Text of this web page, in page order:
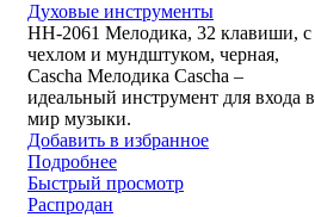
Духовые инструменты
HH-2061 Мелодика, 32 клавиши, с
чехлом и мундштуком, черная,
Cascha Мелодика Cascha –
идеальный инструмент для входа в
мир музыки.
Добавить в избранное
Подробнее
Быстрый просмотр
Распродан